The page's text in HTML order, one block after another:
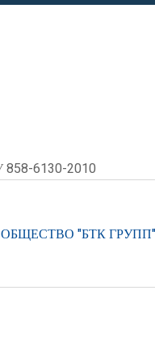
858-6130-2010
"БТК ГРУПП"